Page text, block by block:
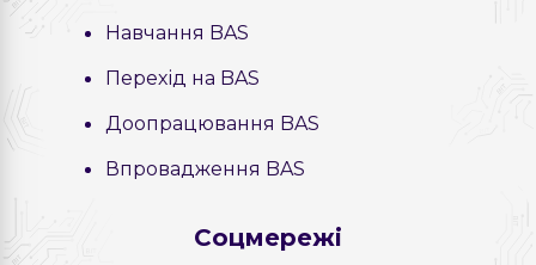
Навчання BAS
Перехід на BAS
Доопрацювання BAS
Впровадження BAS
Соцмережі